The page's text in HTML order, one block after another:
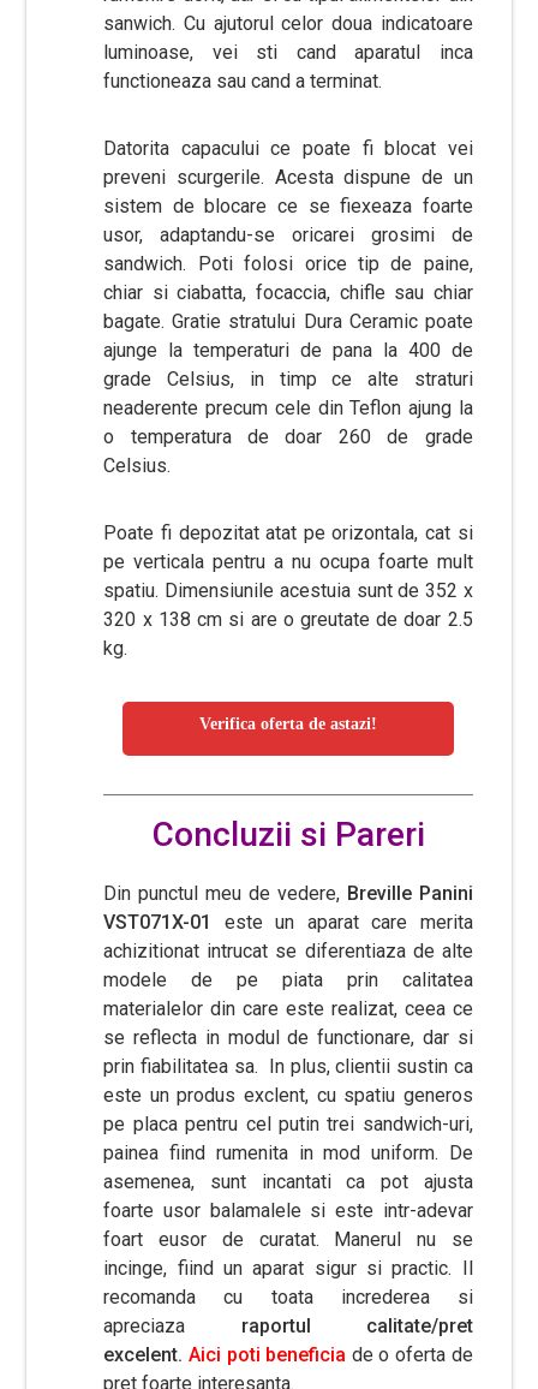
sanwich. Cu ajutorul celor doua indicatoare
luminoase, vei sti cand aparatul inca
functioneaza sau cand a terminat.
Datorita capacului ce poate fi blocat vei
preveni scurgerile. Acesta dispune de un
sistem de blocare ce se fiexeaza foarte
usor, adaptandu-se oricarei grosimi de
sandwich. Poti folosi orice tip de paine,
chiar si ciabatta, focaccia, chifle sau chiar
bagate. Gratie stratului Dura Ceramic poate
ajunge la temperaturi de pana la 400 de
grade Celsius, in timp ce alte straturi
neaderente precum cele din Teflon ajung la
o temperatura de doar 260 de grade
Celsius.
Poate fi depozitat atat pe orizontala, cat si
pe verticala pentru a nu ocupa foarte mult
spatiu. Dimensiunile acestuia sunt de 352 x
320 x 138 cm si are o greutate de doar 2.5
kg.
Verifica oferta de astazi!
Concluzii si Pareri
Din punctul meu de vedere, Breville Panini
VST071X-01
este un aparat care merita
achizitionat intrucat se diferentiaza de alte
modele de pe piata prin calitatea
materialelor din care este realizat, ceea ce
se reflecta in modul de functionare, dar si
prin fiabilitatea sa. In plus, clientii sustin ca
este un produs exclent, cu spatiu generos
pe placa pentru cel putin trei sandwich-uri,
painea fiind rumenita in mod uniform. De
asemenea, sunt incantati ca pot ajusta
foarte usor balamalele si este intr-adevar
foart eusor de curatat. Manerul nu se
incinge, fiind un aparat sigur si practic. Il
recomanda cu toata increderea si
apreciaza raportul calitate/pret
excelent.Aici poti beneficia de o oferta de
pret foarte interesanta.